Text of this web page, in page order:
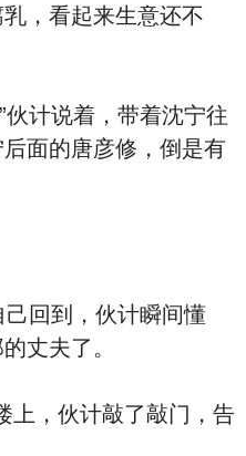
，看起来生意还不
计说着，带着沈宁往
面的唐彦修，倒是有
回到，伙计瞬间懂
丈夫了。
，伙计敲了敲门，告